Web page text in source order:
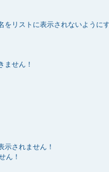
をリストに表示されないように
ません！
示されません！
ん！